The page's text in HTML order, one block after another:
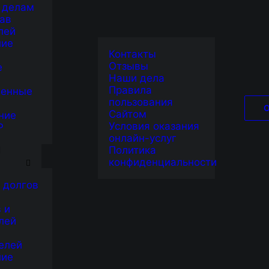
и
Контакты
Отзывы
Наши дела
Правила
пользования
Сайтом
Условия оказания
онлайн-услуг
Политика
конфиденциальности